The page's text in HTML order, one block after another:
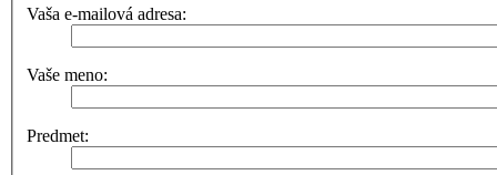
Vaša e-mailová adresa:
Vaše meno:
Predmet: